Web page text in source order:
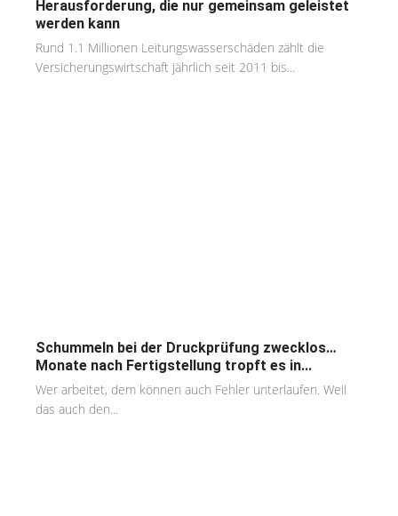
Herausforderung, die nur gemeinsam geleistet
werden kann
Rund 1.1 Millionen Leitungswasserschäden zählt die
Versicherungswirtschaft jährlich seit 2011 bis...
Schummeln bei der Druckprüfung zwecklos…
Monate nach Fertigstellung tropft es in...
Wer arbeitet, dem können auch Fehler unterlaufen. Weil
das auch den...